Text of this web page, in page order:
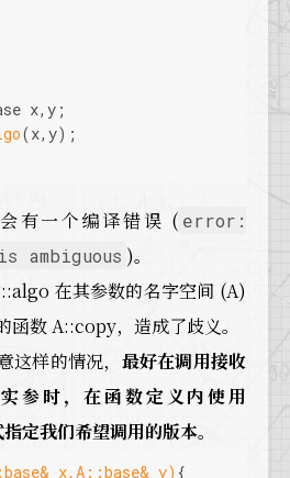
x,y;
(x,y);
有一个编译错误 ( error:
)。
在其参数的名字空间 (A)
函数 A::copy，造成了歧义。
这样的情况， 最好在调用接收
参时，在函数定义内使用
定我们希望调用的版本。
x,A::base& y) {